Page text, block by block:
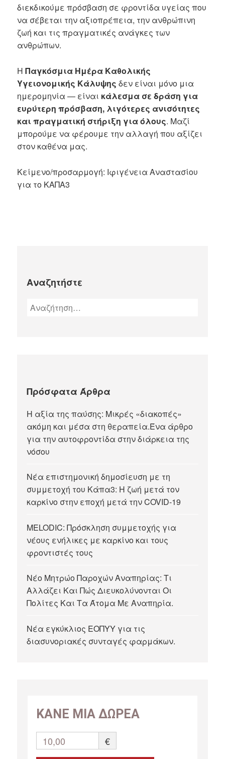
διεκδικούμε πρόσβαση σε φροντίδα υγείας που
να σέβεται την αξιοπρέπεια, την ανθρώπινη
ζωή και τις πραγματικές ανάγκες των
ανθρώπων.
ΗΠαγκόσμια Ημέρα Καθολικής
Υγειονομικής Κάλυψης δεν είναι μόνο μια
ημερομηνία — είναι κάλεσμα σε δράση για
ευρύτερη πρόσβαση, λιγότερες ανισότητες
και πραγματική στήριξη για όλους. Μαζί
μπορούμε να φέρουμε την αλλαγή που αξίζει
στον καθένα μας.
Κείμενο/προσαρμογή: Ιφιγένεια Αναστασίου
για το ΚΑΠΑ3
Αναζητήστε
Πρόσφατα Άρθρα
Η αξία της παύσης: Μικρές «διακοπές»
ακόμη και μέσα στη θεραπεία.Ένα άρθρο
για την αυτοφροντίδα στην διάρκεια της
νόσου
Νέα επιστημονική δημοσίευση με τη
συμμετοχή του Κάπα3: Η ζωή μετά τον
καρκίνο στην εποχή μετά την COVID-19
MELODIC: Πρόσκληση συμμετοχής για
νέους ενήλικες με καρκίνο και τους
φροντιστές τους
Νέο Μητρώο Παροχών Αναπηρίας: Τι
Αλλάζει Και Πώς Διευκολύνονται Οι
Πολίτες Και Τα Άτομα Με Αναπηρία.
Νέα εγκύκλιος ΕΟΠΥΥ για τις
διασυνοριακές συνταγές φαρμάκων.
ΚΑΝΕ ΜΙΑ ΔΩΡΕΑ
10,00 €